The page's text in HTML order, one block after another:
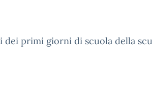
dei primi giorni di scuola della